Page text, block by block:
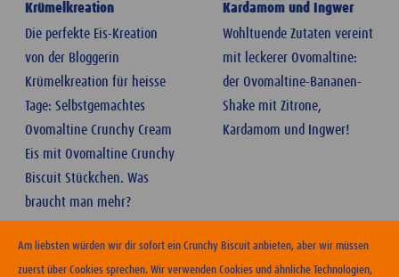
Krümelkreation
Die perfekte Eis-Kreation
von der Bloggerin
Krümelkreation für heisse
Tage: Selbstgemachtes
Ovomaltine Crunchy Cream
Eis mit Ovomaltine Crunchy
Biscuit Stückchen. Was
braucht man mehr?
Kardamom und Ingwer
Wohltuende Zutaten vereint
mit leckerer Ovomaltine:
der Ovomaltine-Bananen-
Shake mit Zitrone,
Kardamom und Ingwer!
Am liebsten würden wir dir sofort ein Crunchy Biscuit anbieten, aber wir müssen
zuerst über Cookies sprechen. Wir verwenden Cookies und ähnliche Technologien,